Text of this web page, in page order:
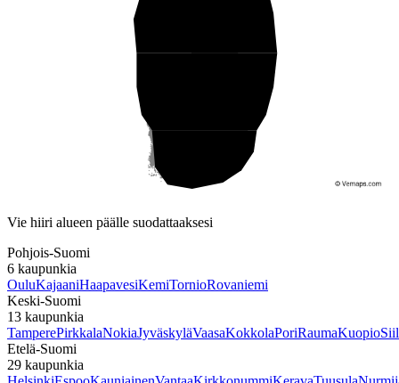
Vie hiiri alueen päälle suodattaaksesi
Pohjois-Suomi
6 kaupunkia
OuluKajaaniHaapavesiKemiTornioRovaniemi
Keski-Suomi
13 kaupunkia
TamperePirkkalaNokiaJyväskyläVaasaKokkolaPoriRaumaKuopio
Etelä-Suomi
29 kaupunkia